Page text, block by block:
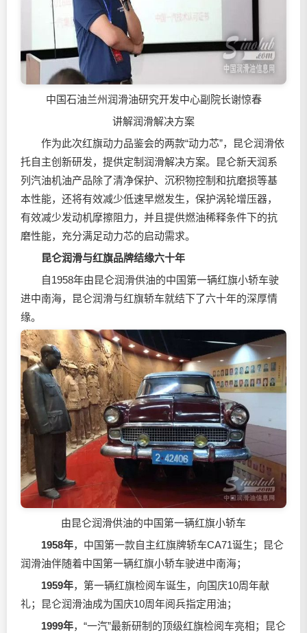
中国石油兰州润滑油研究开发中心副院长谢惊春
讲解润滑解决方案
作为此次红旗动力品鉴会的两款“动力芯”，昆仑润滑依
托自主创新研发，提供定制润滑解决方案。昆仑新天润系
列汽油机油产品除了清净保护、沉积物控制和抗磨损等基
本性能，还将有效减少低速早燃发生，保护涡轮增压器，
有效减少发动机摩擦阻力，并且提供燃油稀释条件下的抗
磨性能，充分满足动力芯的启动需求。
昆仑润滑与红旗品牌结缘六十年
自1958年由昆仑润滑供油的中国第一辆红旗小轿车驶
进中南海，昆仑润滑与红旗轿车就结下了六十年的深厚情
缘。
由昆仑润滑供油的中国第一辆红旗小轿车
1958年，中国第一款自主红旗牌轿车CA71诞生；昆仑
润滑油伴随着中国第一辆红旗小轿车驶进中南海；
1959年，第一辆红旗检阅车诞生，向国庆10周年献
礼；昆仑润滑油成为国庆10周年阅兵指定用油；
1999年，“一汽”最新研制的顶级红旗检阅车亮相；昆仑